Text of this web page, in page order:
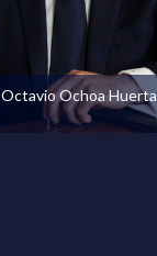
Octavio Ochoa Huerta
Ver perfil